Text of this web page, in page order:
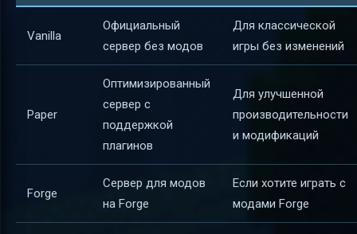
Vanilla
Официальный
сервер без модов
Для классической
игры без изменений
Paper
Оптимизированный
сервер с
поддержкой
плагинов
Для улучшенной
производительности
и модификаций
Forge
Сервер для модов
на Forge
Если хотите играть с
модами Forge